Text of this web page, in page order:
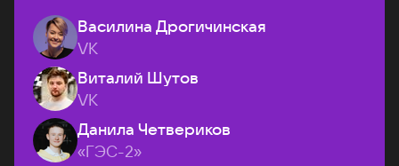
Василина Дрогичинская
VK
Виталий Шутов
VK
Данила Четвериков
«ГЭС-2»